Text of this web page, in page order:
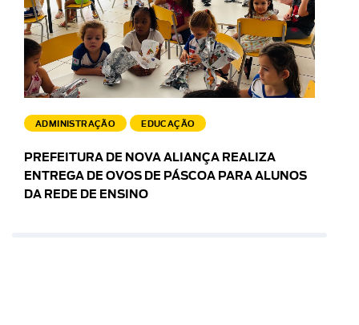
ADMINISTRAÇÃO EDUCAÇÃO
PREFEITURA DE NOVA ALIANÇA REALIZA
ENTREGA DE OVOS DE PÁSCOA PARA ALUNOS
DA REDE DE ENSINO